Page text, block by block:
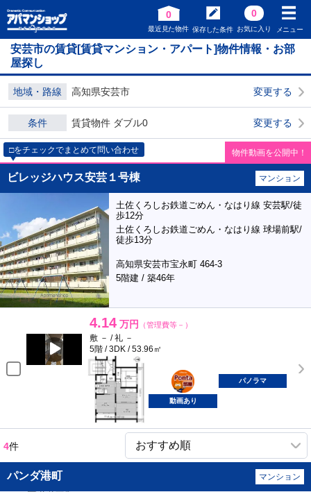
0
最近見た物件 保存した条件
0
お気に入り メニュー
安芸市の賃貸[賃貸マンション・アパート]物件情報・お部
屋探し
地域・路線 高知県安芸市 変更する
条件 賃貸物件 ダブル0 変更する
□をチェックでまとめて問い合わせ 物件動画を公開中！
ビレッジハウス安芸１号棟 マンション
土佐くろしお鉄道ごめん・なはり線 安芸駅/徒
歩12分
土佐くろしお鉄道ごめん・なはり線 球場前駅/
徒歩13分
高知県安芸市宝永町 464-3
5階建 / 築46年
4.14 万円 （管理費等－）
敷 － / 礼 －
5階 / 3DK / 53.96㎡
ポンタ
部屋
パノラマ
動画あり
4件
パンダ港町 マンション